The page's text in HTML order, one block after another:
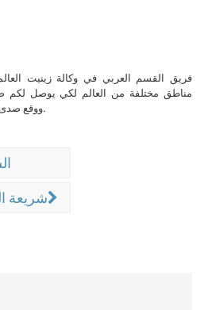
فريق القسم العربي في وكالة زينيت
مناطق مختلفة من العالم لكي يوصل لكم
ووقع صدى الإنجيل الحي.
شريعة